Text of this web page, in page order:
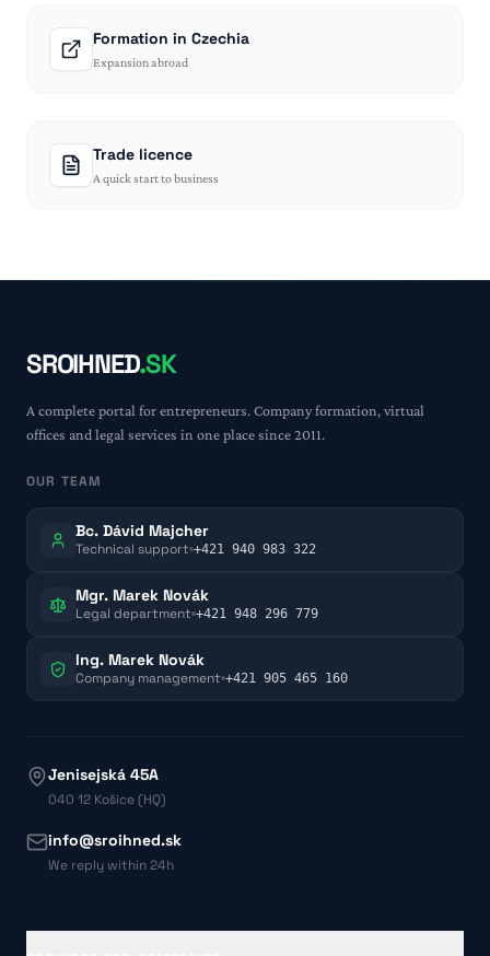
Formation in Czechia
Expansion abroad
Trade licence
A quick start to business
SROIHNED.SK
A complete portal for entrepreneurs. Company formation, virtual
offices and legal services in one place since 2011.
OUR TEAM
Bc. Dávid Majcher
Technical support +421 940 983 322
Mgr. Marek Novák
Legal department +421 948 296 779
Ing. Marek Novák
Company management +421 905 465 160
Jenisejská 45A
040 12 Košice (HQ)
info@sroihned.sk
We reply within 24h